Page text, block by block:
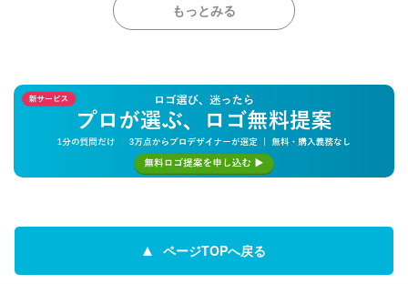
もっとみる
ページTOPへ戻る